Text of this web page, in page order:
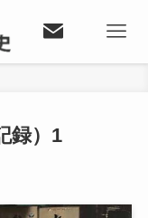
録）1